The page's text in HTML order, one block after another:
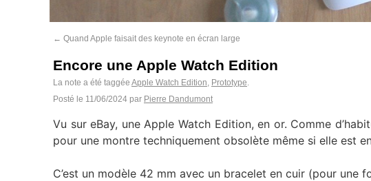
← Quand Apple faisait des keynote en écran large
Encore une Apple Watch Edition
La note a été taggée Apple Watch Edition, Prototype.
Posté le 11/06/2024 par Pierre Dandumont
Vu sur eBay, une Apple Watch Edition, en or. Comme
pour une montre techniquement obsolète même si elle est
C’est un modèle 42 mm avec un bracelet en cuir (pour